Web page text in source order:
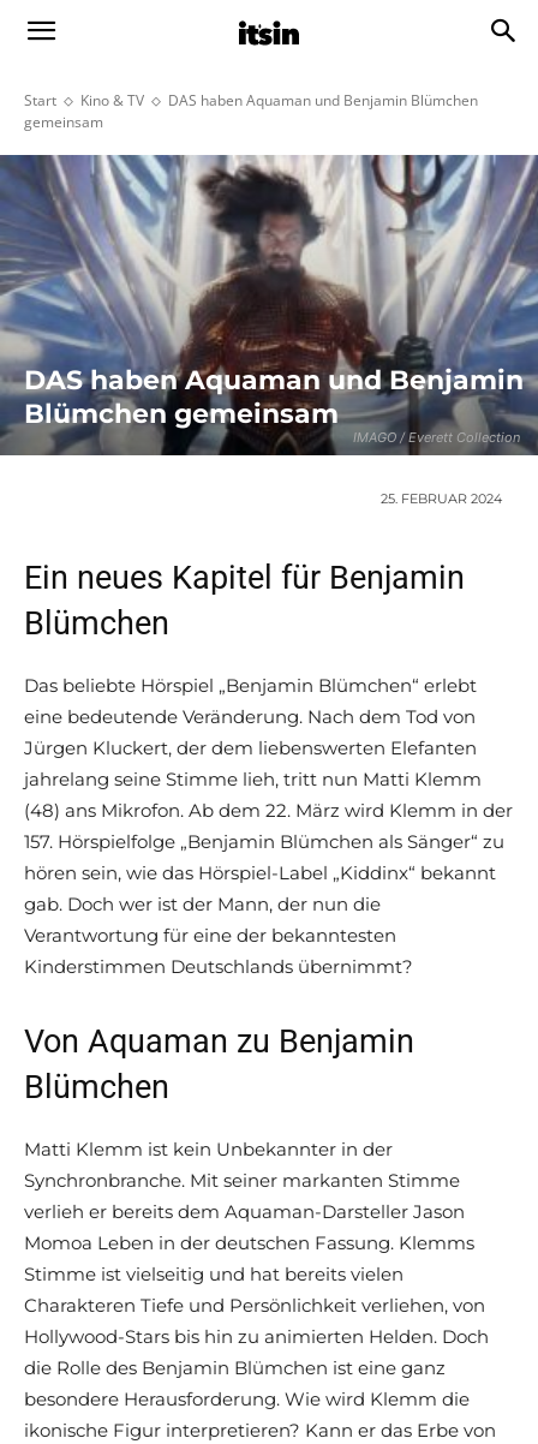
Start Kino & TV
DAS haben Aquaman und Benjamin Blümchen
gemeinsam
IMAGO / Everett Collection
DAS haben Aquaman und Benjamin
Blümchen gemeinsam
25. FEBRUAR 2024
Ein neues Kapitel für Benjamin
Blümchen
Das beliebte Hörspiel „Benjamin Blümchen“ erlebt
eine bedeutende Veränderung. Nach dem Tod von
Jürgen Kluckert, der dem liebenswerten Elefanten
jahrelang seine Stimme lieh, tritt nun Matti Klemm
(48) ans Mikrofon. Ab dem 22. März wird Klemm in der
157. Hörspielfolge „Benjamin Blümchen als Sänger“ zu
hören sein, wie das Hörspiel-Label „Kiddinx“ bekannt
gab. Doch wer ist der Mann, der nun die
Verantwortung für eine der bekanntesten
Kinderstimmen Deutschlands übernimmt?
Von Aquaman zu Benjamin
Blümchen
Matti Klemm ist kein Unbekannter in der
Synchronbranche. Mit seiner markanten Stimme
verlieh er bereits dem Aquaman-Darsteller Jason
Momoa Leben in der deutschen Fassung. Klemms
Stimme ist vielseitig und hat bereits vielen
Charakteren Tiefe und Persönlichkeit verliehen, von
Hollywood-Stars bis hin zu animierten Helden. Doch
die Rolle des Benjamin Blümchen ist eine ganz
besondere Herausforderung. Wie wird Klemm die
ikonische Figur interpretieren? Kann er das Erbe von